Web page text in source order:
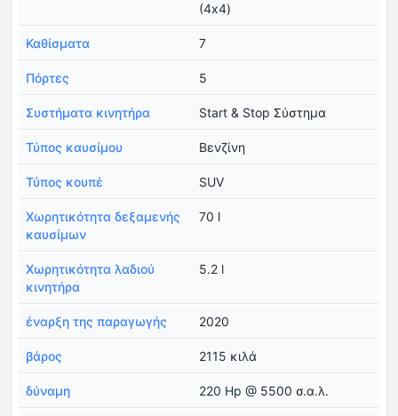
(4x4)
Καθίσματα 7
Πόρτες 5
Συστήματα κινητήρα Start & Stop Σύστημα
Τύπος καυσίμου Βενζίνη
Τύπος κουπέ SUV
Χωρητικότητα δεξαμενής
καυσίμων
70 l
Χωρητικότητα λαδιού
κινητήρα
5.2 l
έναρξη της παραγωγής 2020
βάρος 2115 κιλά
δύναμη 220 Hp @ 5500 σ.α.λ.